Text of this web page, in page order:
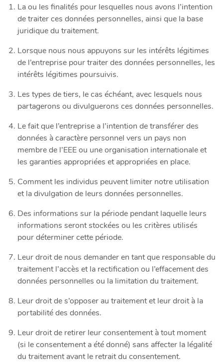
La ou les finalités pour lesquelles nous avons l’intention
de traiter ces données personnelles, ainsi que la base
juridique du traitement.
Lorsque nous nous appuyons sur les intérêts légitimes
de l’entreprise pour traiter des données personnelles, les
intérêts légitimes poursuivis.
Les types de tiers, le cas échéant, avec lesquels nous
partagerons ou divulguerons ces données personnelles.
Le fait que l’entreprise a l’intention de transférer des
données à caractère personnel vers un pays non
membre de l’EEE ou une organisation internationale et
les garanties appropriées et appropriées en place.
Comment les individus peuvent limiter notre utilisation
et la divulgation de leurs données personnelles.
Des informations sur la période pendant laquelle leurs
informations seront stockées ou les critères utilisés
pour déterminer cette période.
Leur droit de nous demander en tant que responsable du
traitement l’accès et la rectification ou l’effacement des
données personnelles ou la limitation du traitement.
Leur droit de s’opposer au traitement et leur droit à la
portabilité des données.
Leur droit de retirer leur consentement à tout moment
(si le consentement a été donné) sans affecter la légalité
du traitement avant le retrait du consentement.